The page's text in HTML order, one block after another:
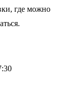
где можно